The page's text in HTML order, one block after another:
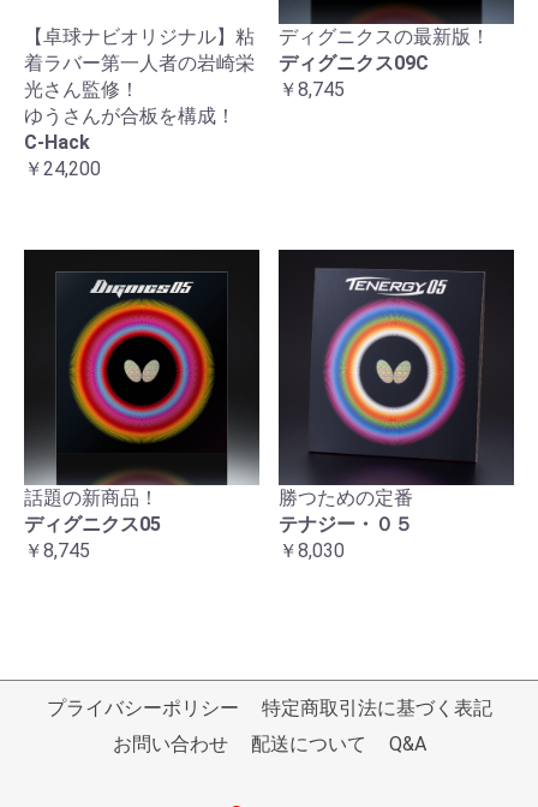
【卓球ナビオリジナル】粘
着ラバー第一人者の岩崎栄
光さん監修！
ゆうさんが合板を構成！
C-Hack
￥24,200
ディグニクスの最新版！
ディグニクス09C
￥8,745
話題の新商品！
ディグニクス05
￥8,745
勝つための定番
テナジー・０５
￥8,030
プライバシーポリシー
特定商取引法に基づく表記
お問い合わせ
配送について Q&A